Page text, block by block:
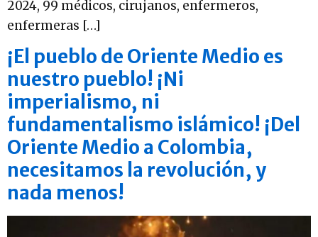
2024, 99 médicos, cirujanos, enfermeros,
enfermeras […]
¡El pueblo de Oriente Medio es
nuestro pueblo! ¡Ni
imperialismo, ni
fundamentalismo islámico! ¡Del
Oriente Medio a Colombia,
necesitamos la revolución, y
nada menos!